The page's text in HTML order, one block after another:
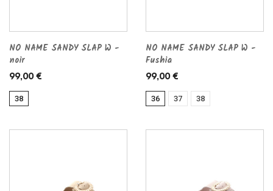
NO NAME SANDY SLAP W -
noir
99,00 €
38
NO NAME SANDY SLAP W -
Fushia
99,00 €
36 37 38